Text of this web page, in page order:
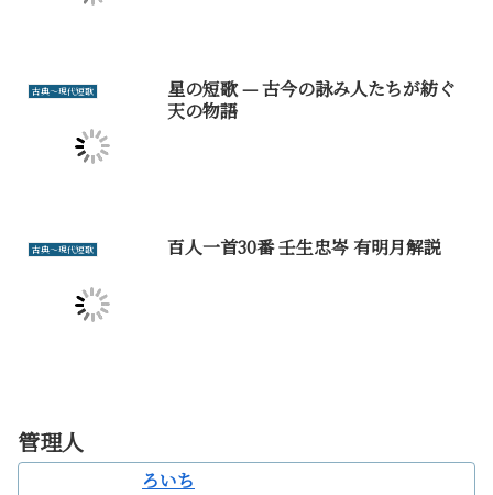
古典～現代短歌
星の短歌 — 古今の詠み人たちが紡ぐ
天の物語
古典～現代短歌 百人一首30番 壬生忠岑 有明月解説
管理人
ろいち